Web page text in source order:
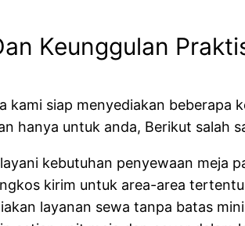
Keunggulan
kami siap menyediakan
hanya untuk anda, Berikut salah
kebutuhan penyewaan meja
kirim untuk area-area
layanan sewa tanpa batas